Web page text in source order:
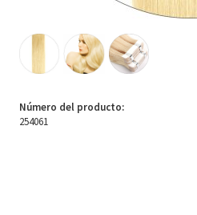
Número del producto:
254061